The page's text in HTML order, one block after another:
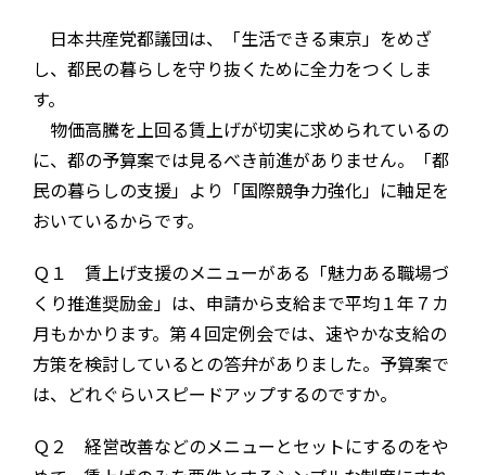
日本共産党都議団は、「生活できる東京」をめざ
し、都民の暮らしを守り抜くために全力をつくしま
す。
物価高騰を上回る賃上げが切実に求められているの
に、都の予算案では見るべき前進がありません。「都
民の暮らしの支援」より「国際競争力強化」に軸足を
おいているからです。
Ｑ１ 賃上げ支援のメニューがある「魅力ある職場づ
くり推進奨励金」は、申請から支給まで平均１年７カ
月もかかります。第４回定例会では、速やかな支給の
方策を検討しているとの答弁がありました。予算案で
は、どれぐらいスピードアップするのですか。
Ｑ２ 経営改善などのメニューとセットにするのをや